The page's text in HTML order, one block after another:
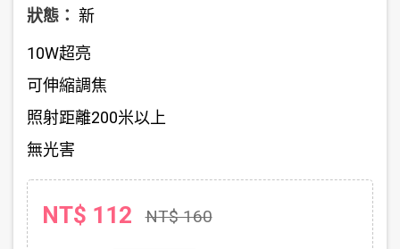
狀態： 新
10W超亮
可伸縮調焦
照射距離200米以上
無光害
NT$ 112 NT$ 160